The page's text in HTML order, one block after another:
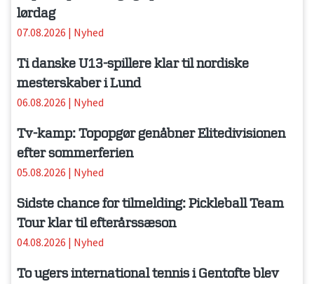
lørdag
07.08.2026 | Nyhed
Ti danske U13-spillere klar til nordiske
mesterskaber i Lund
06.08.2026 | Nyhed
Tv-kamp: Topopgør genåbner Elitedivisionen
efter sommerferien
05.08.2026 | Nyhed
Sidste chance for tilmelding: Pickleball Team
Tour klar til efterårssæson
04.08.2026 | Nyhed
To ugers international tennis i Gentofte blev